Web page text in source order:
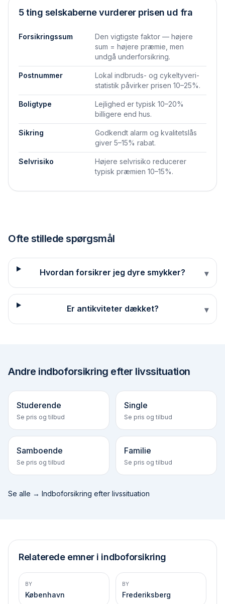
5 ting selskaberne vurderer prisen ud fra
Forsikringssum
Den vigtigste faktor — højere
sum = højere præmie, men
undgå underforsikring.
Postnummer
Lokal indbruds- og cykeltyveri-
statistik påvirker prisen 10–25%.
Boligtype
Lejlighed er typisk 10–20%
billigere end hus.
Sikring
Godkendt alarm og kvalitetslås
giver 5–15% rabat.
Selvrisiko
Højere selvrisiko reducerer
typisk præmien 10–15%.
Ofte stillede spørgsmål
Hvordan forsikrer jeg dyre smykker? ▾
Er antikviteter dækket? ▾
Andre indboforsikring efter livssituation
Studerende
Se pris og tilbud
Single
Se pris og tilbud
Samboende
Se pris og tilbud
Familie
Se pris og tilbud
Se alle → Indboforsikring efter livssituation
Relaterede emner i indboforsikring
BY
København
BY
Frederiksberg